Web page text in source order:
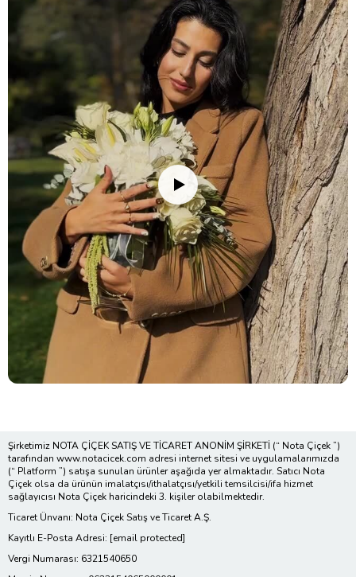
Şirketimiz NOTA ÇİÇEK SATIŞ VE TİCARET ANONİM ŞİRKETİ (“ Nota Çiçek ”)
tarafından www.notacicek.com adresi internet sitesi ve uygulamalarımızda
(“ Platform ”) satışa sunulan ürünler aşağıda yer almaktadır. Satıcı Nota
Çiçek olsa da ürünün imalatçısı/ithalatçısı/yetkili temsilcisi/ifa hizmet
sağlayıcısı Nota Çiçek haricindeki 3. kişiler olabilmektedir.
Ticaret Ünvanı: Nota Çiçek Satış ve Ticaret A.Ş.
Kayıtlı E-Posta Adresi: [email protected]
Vergi Numarası: 6321540650